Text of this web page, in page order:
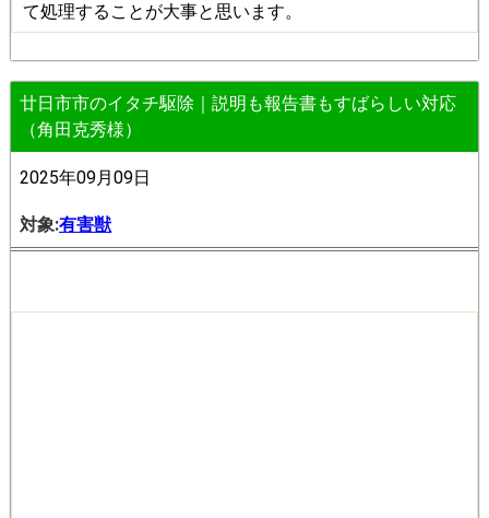
て処理することが大事と思います。
廿日市市のイタチ駆除｜説明も報告書もすばらしい対応
（角田克秀様）
2025年09月09日
対象:有害獣